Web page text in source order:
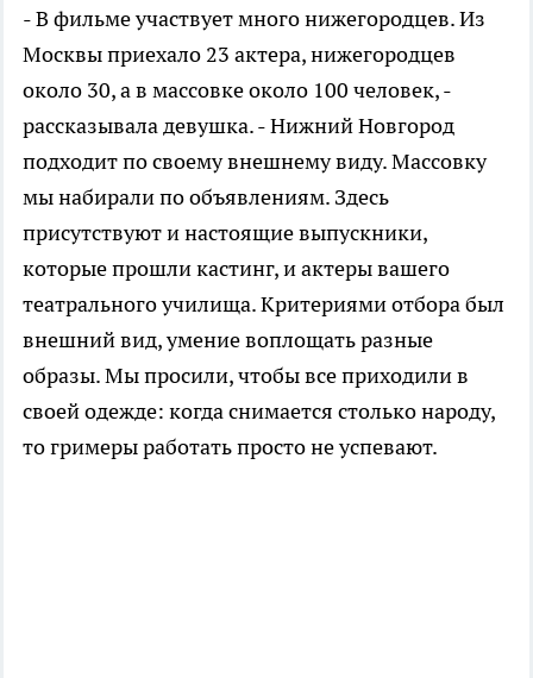
- В фильме участвует много нижегородцев. Из
Москвы приехало 23 актера, нижегородцев
около 30, а в массовке около 100 человек, -
рассказывала девушка. - Нижний Новгород
подходит по своему внешнему виду. Массовку
мы набирали по объявлениям. Здесь
присутствуют и настоящие выпускники,
которые прошли кастинг, и актеры вашего
театрального училища. Критериями отбора был
внешний вид, умение воплощать разные
образы. Мы просили, чтобы все приходили в
своей одежде: когда снимается столько народу,
то гримеры работать просто не успевают.